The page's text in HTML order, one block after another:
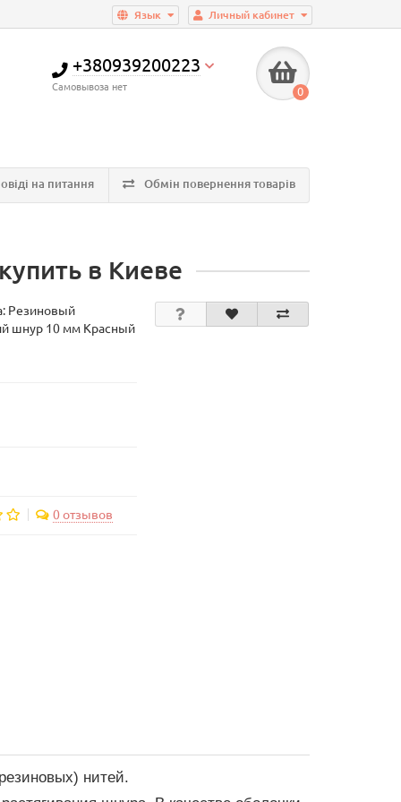
Личный кабинет
Язык
+380939200223
Самовывоза нет 0
на питання Обмін повернення товарів
в Киеве
Резиновый
шнур 10 мм Красный
0 отзывов
нитей.